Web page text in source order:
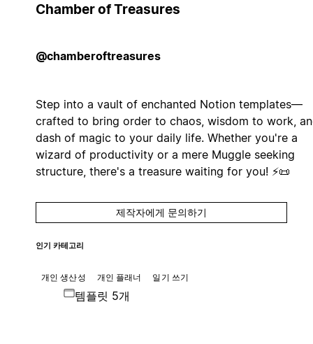
Chamber of Treasures
@chamberoftreasures
Step into a vault of enchanted Notion templates—
crafted to bring order to chaos, wisdom to work,
dash of magic to your daily life. Whether you're a
wizard of productivity or a mere Muggle seeking
structure, there's a treasure waiting for you! ⚡📜
제작자에게 문의하기
인기 카테고리
개인 생산성 개인 플래너 일기 쓰기
템플릿 5개